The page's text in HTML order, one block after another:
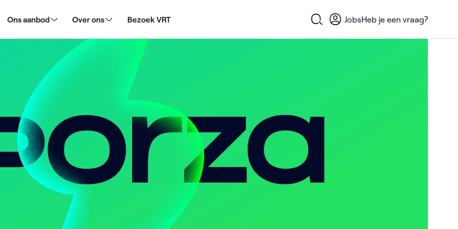
Ons aanbod Over ons Bezoek VRT
Open zoekformulier
JobsHeb je een vraag?
bij VRT en ontdek de nieuwe branding van Sporza